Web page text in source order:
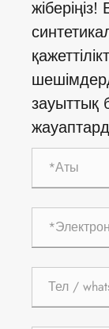
жіберіңіз!